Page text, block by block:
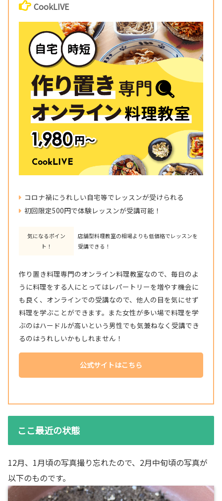
CookLIVE
コロナ禍にうれしい自宅等でレッスンが受けられる
初回限定500円で体験レッスンが受講可能！
気になるポイン
ト！
店舗型料理教室の相場よりも低価格でレッスンを
受講できる！
作り置き料理専門のオンライン料理教室なので、毎日のよ
うに料理をする人にとってはレパートリーを増やす機会に
も良く、オンラインでの受講なので、他人の目を気にせず
料理を学ぶことができます。また女性が多い場で料理を学
ぶのはハードルが高いという男性でも気兼ねなく受講でき
るのはうれしいかもしれません！
公式サイトはこちら
ここ最近の状態
12月、1月頃の写真撮り忘れたので、2月中旬頃の写真が
以下のものです。